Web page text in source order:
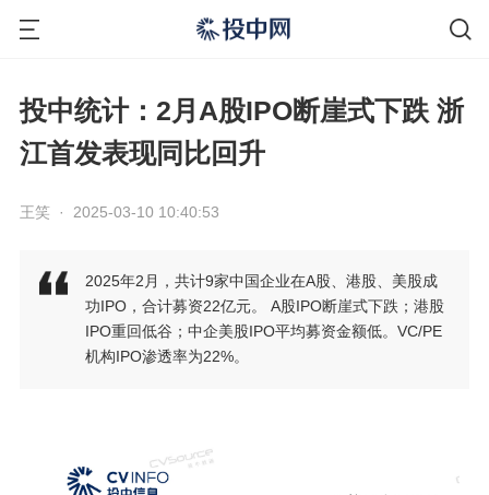
投中统计：2月A股IPO断崖式下跌 浙
江首发表现同比回升
王笑 · 2025-03-10 10:40:53
2025年2月，共计9家中国企业在A股、港股、美股成
功IPO，合计募资22亿元。 A股IPO断崖式下跌；港股
IPO重回低谷；中企美股IPO平均募资金额低。VC/PE
机构IPO渗透率为22%。